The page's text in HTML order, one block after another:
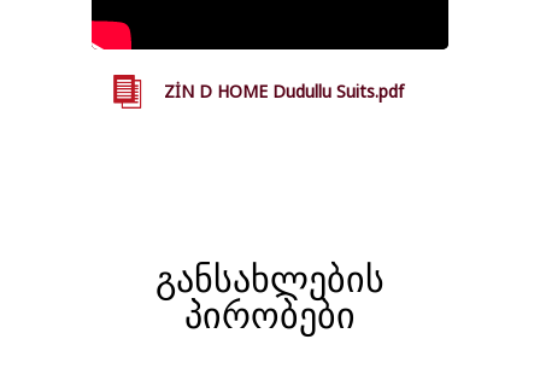
ZİN D HOME Dudullu Suits.pdf
განსახლების
პირობები